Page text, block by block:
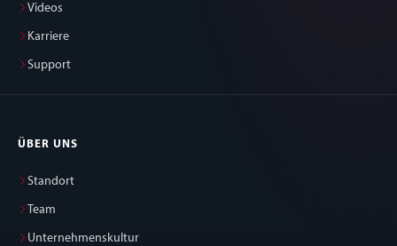
Videos
Karriere
Support
ÜBER UNS
Standort
Team
Unternehmenskultur